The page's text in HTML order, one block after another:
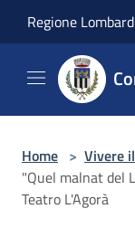
Regione
Home > Vivere
"Quel malnat del
Teatro L'Agorà